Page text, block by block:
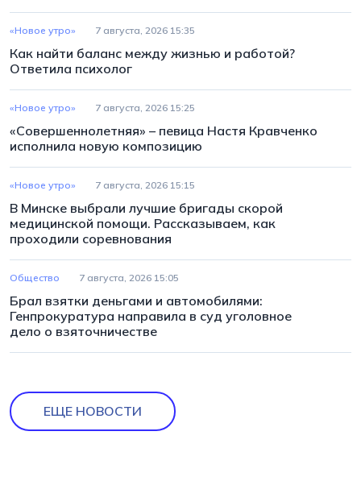
«Новое утро» 7 августа, 2026 15:35
Как найти баланс между жизнью и работой?
Ответила психолог
«Новое утро» 7 августа, 2026 15:25
«Совершеннолетняя» – певица Настя Кравченко
исполнила новую композицию
«Новое утро» 7 августа, 2026 15:15
В Минске выбрали лучшие бригады скорой
медицинской помощи. Рассказываем, как
проходили соревнования
Общество 7 августа, 2026 15:05
Брал взятки деньгами и автомобилями:
Генпрокуратура направила в суд уголовное
дело о взяточничестве
ЕЩЕ НОВОСТИ